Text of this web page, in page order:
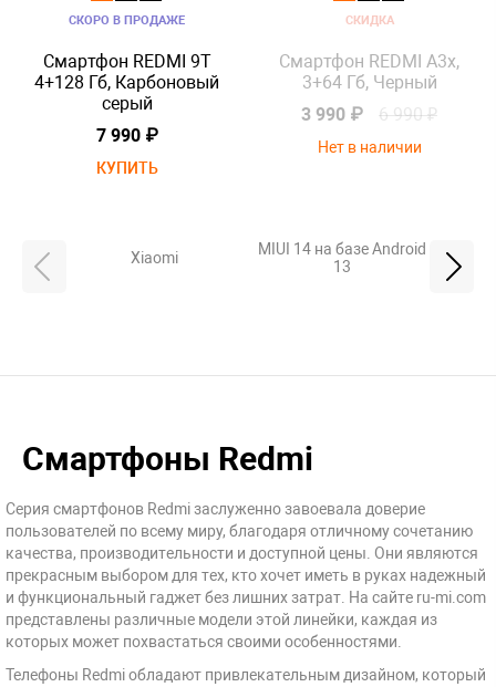
СКОРО В ПРОДАЖЕ
Смартфон REDMI 9T
4+128 Гб, Карбоновый
серый
7 990 ₽
КУПИТЬ
СКИДКА
Смартфон REDMI A3x,
3+64 Гб, Черный
3 990 ₽
6 990 ₽
Нет в наличии
Xiaomi
MIUI 14 на базе Android
13
Смартфоны Redmi
Серия смартфонов Redmi заслуженно завоевала доверие
пользователей по всему миру, благодаря отличному сочетанию
качества, производительности и доступной цены. Они являются
прекрасным выбором для тех, кто хочет иметь в руках надежный
и функциональный гаджет без лишних затрат. На сайте ru-mi.com
представлены различные модели этой линейки, каждая из
которых может похвастаться своими особенностями.
Телефоны Redmi обладают привлекательным дизайном, который